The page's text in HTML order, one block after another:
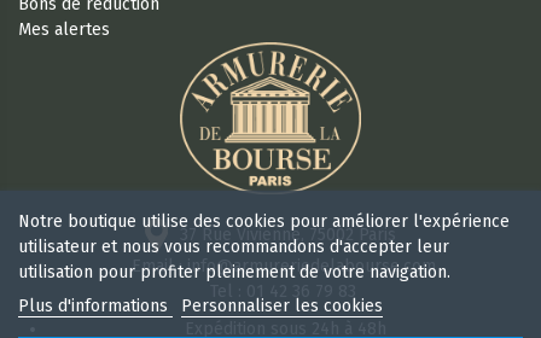
Bons de réduction
Mes alertes
37 Rue Vivienne, 75002 Paris
Email : info@armureriedelabourse.com
Notre boutique utilise des cookies pour améliorer l'expérience
utilisateur et nous vous recommandons d'accepter leur
utilisation pour profiter pleinement de votre navigation.
Plus d'informations
Personnaliser les cookies